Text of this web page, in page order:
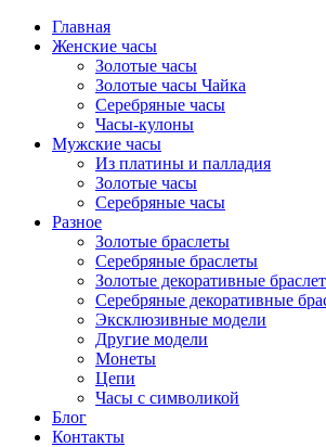
Главная
Женские часы
Золотые часы
Золотые часы Чайка
Серебряные часы
Часы-кулоны
Мужские часы
Из платины и палладия
Золотые часы
Серебряные часы
Разное
Золотые браслеты
Серебряные браслеты
Золотые декоративные
Серебряные декоративные
Эксклюзивные модели
Другие модели
Монеты
Цепи
Часы с символикой
Блог
Контакты